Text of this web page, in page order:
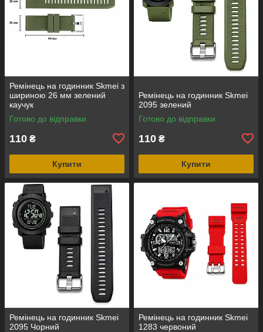
Ремінець на годинник Skmei з
шириною 26 мм зелений
каучук
Готово до відправки
110 ₴
Купити
Ремінець на годинник Skmei
2095 зелений
Готово до відправки
110 ₴
Купити
Ремінець на годинник Skmei
2095 Чорний
Ремінець на годинник Skmei
1283 червоний